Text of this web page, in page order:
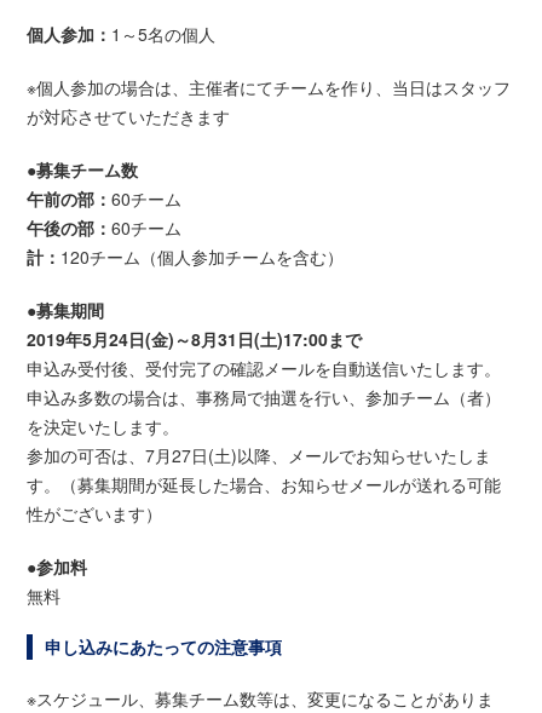
個人参加： 1～5名の個人
※個人参加の場合は、主催者にてチームを作り、当日はスタッフ
が対応させていただきます
●募集チーム数
午前の部：60チーム
午後の部：60チーム
計： 120チーム（個人参加チームを含む）
●募集期間
2019年5月24日(金)～8月31日(土)17:00まで
申込み受付後、受付完了の確認メールを自動送信いたします。
申込み多数の場合は、事務局で抽選を行い、参加チーム（者）
を決定いたします。
参加の可否は、7月27日(土)以降、メールでお知らせいたしま
す。（募集期間が延長した場合、お知らせメールが送れる可能
性がございます）
●参加料
無料
申し込みにあたっての注意事項
※スケジュール、募集チーム数等は、変更になることがありま